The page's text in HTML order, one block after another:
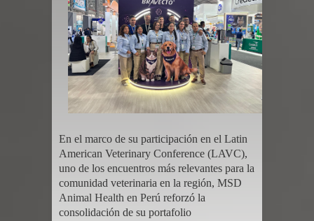
En el marco de su participación en el Latin
American Veterinary Conference (LAVC),
uno de los encuentros más relevantes para la
comunidad veterinaria en la región, MSD
Animal Health en Perú reforzó la
consolidación de su portafolio